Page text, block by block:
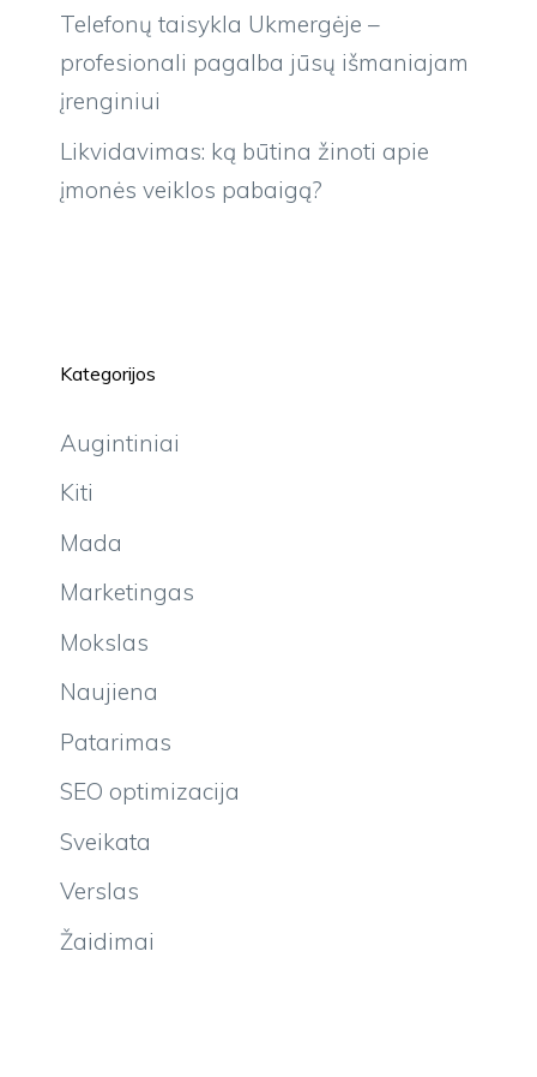
Telefonų taisykla Ukmergėje –
profesionali pagalba jūsų išmaniajam
įrenginiui
Likvidavimas: ką būtina žinoti apie
įmonės veiklos pabaigą?
Kategorijos
Augintiniai
Kiti
Mada
Marketingas
Mokslas
Naujiena
Patarimas
SEO optimizacija
Sveikata
Verslas
Žaidimai